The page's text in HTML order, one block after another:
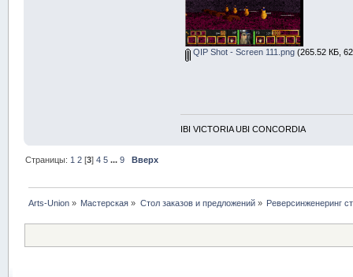
QIP Shot - Screen 111.png(265.52 КБ,
IBI VICTORIA UBI CONCORDIA
Страницы: 1 2 [3]4 5 ...9 Вверх
Arts-Union » Мастерская » Стол заказов и предложений» Реверсинженеринг